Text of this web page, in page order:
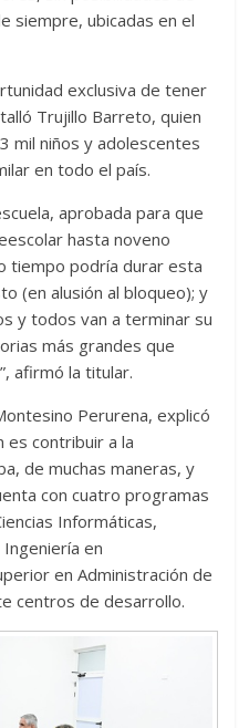
siempre, ubicadas en el
exclusiva de tener
Trujillo Barreto, quien
mil niños y adolescentes
en todo el país.
aprobada para que
hasta noveno
tiempo podría durar esta
(en alusión al bloqueo); y
y todos van a terminar su
más grandes que
afirmó la titular.
Perurena, explicó
es contribuir a la
de muchas maneras, y
con cuatro programas
Informáticas,
en
en Administración de
centros de desarrollo.